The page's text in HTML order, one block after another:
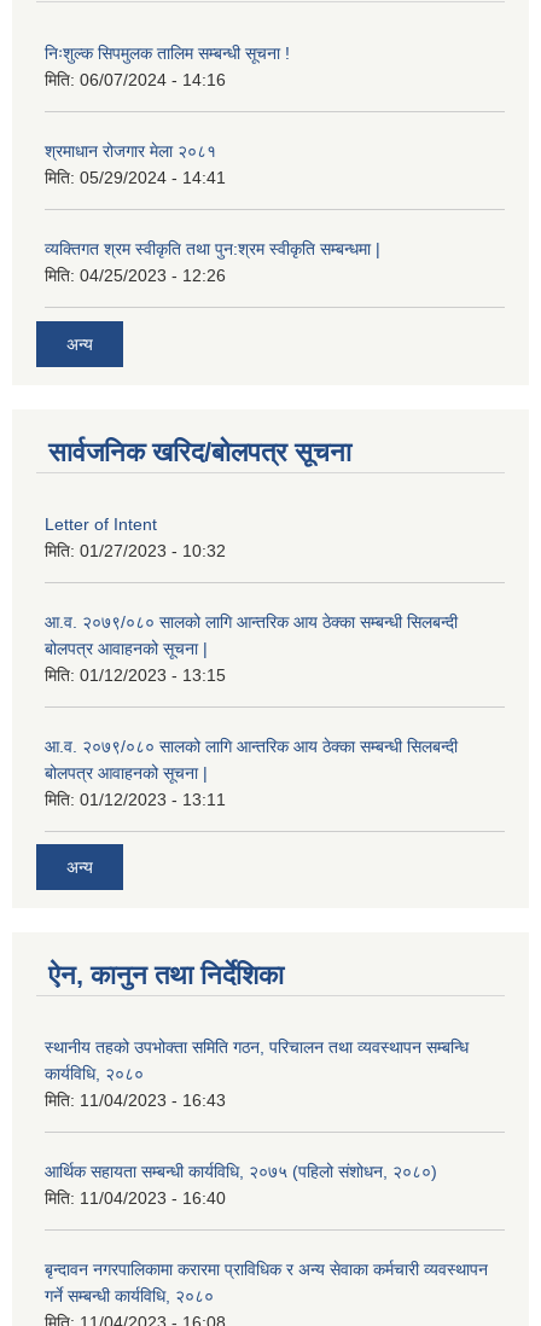
निःशुल्क सिपमुलक तालिम सम्बन्धी सूचना !
मिति: 06/07/2024 - 14:16
श्रमाधान रोजगार मेला २०८१
मिति: 05/29/2024 - 14:41
व्यक्तिगत श्रम स्वीकृति तथा पुन:श्रम स्वीकृति सम्बन्धमा |
मिति: 04/25/2023 - 12:26
अन्य
सार्वजनिक खरिद/बोलपत्र सूचना
Letter of Intent
मिति: 01/27/2023 - 10:32
आ.व. २०७९/०८० सालको लागि आन्तरिक आय ठेक्का सम्बन्धी सिलबन्दी
बोलपत्र आवाहनको सूचना |
मिति: 01/12/2023 - 13:15
आ.व. २०७९/०८० सालको लागि आन्तरिक आय ठेक्का सम्बन्धी सिलबन्दी
बोलपत्र आवाहनको सूचना |
मिति: 01/12/2023 - 13:11
अन्य
ऐन, कानुन तथा निर्देशिका
स्थानीय तहको उपभोक्ता समिति गठन, परिचालन तथा व्यवस्थापन सम्बन्धि
कार्यविधि, २०८०
मिति: 11/04/2023 - 16:43
आर्थिक सहायता सम्बन्धी कार्यविधि, २०७५ (पहिलो संशोधन, २०८०)
मिति: 11/04/2023 - 16:40
बृन्दावन नगरपालिकामा करारमा प्राविधिक र अन्य सेवाका कर्मचारी व्यवस्थापन
गर्ने सम्बन्धी कार्यविधि, २०८०